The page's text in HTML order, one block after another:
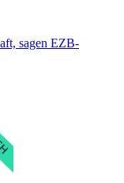
sagen EZB-